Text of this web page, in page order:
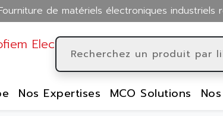
de matériels électroniques industriels
Nos Expertises MCO Solutions